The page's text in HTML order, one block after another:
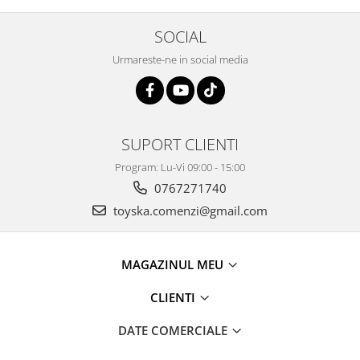
SOCIAL
Urmareste-ne in social media
SUPORT CLIENTI
Program: Lu-Vi 09:00 - 15:00
0767271740
toyska.comenzi@gmail.com
MAGAZINUL MEU
CLIENTI
DATE COMERCIALE